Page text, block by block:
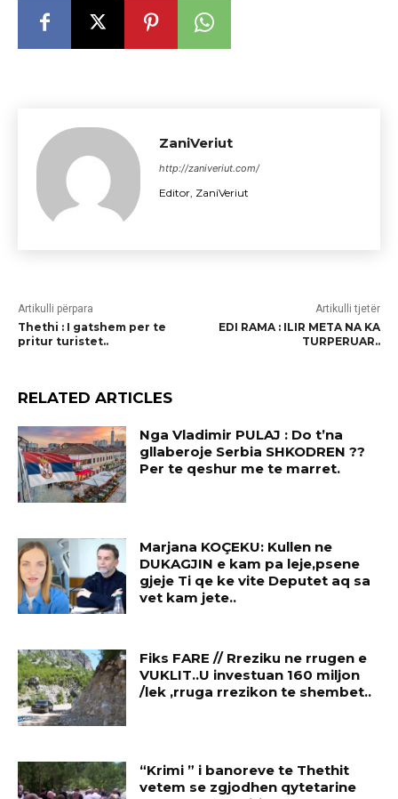
ZaniVeriut
http://zaniveriut.com/
Editor, ZaniVeriut
Artikulli përpara
Thethi : I gatshem per te
pritur turistet..
Artikulli tjetër
EDI RAMA : ILIR META NA KA
TURPERUAR..
RELATED ARTICLES
Nga Vladimir PULAJ : Do t’na
gllaberoje Serbia SHKODREN ??
Per te qeshur me te marret.
Marjana KOÇEKU: Kullen ne
DUKAGJIN e kam pa leje,psene
gjeje Ti qe ke vite Deputet aq sa
vet kam jete..
Fiks FARE // Rreziku ne rrugen e
VUKLIT..U investuan 160 miljon
/lek ,rruga rrezikon te shembet..
“Krimi ” i banoreve te Thethit
vetem se zgjodhen qytetarine